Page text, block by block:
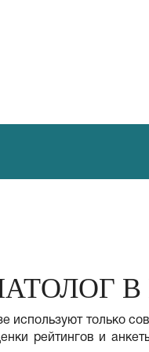
используют только
рейтингов и